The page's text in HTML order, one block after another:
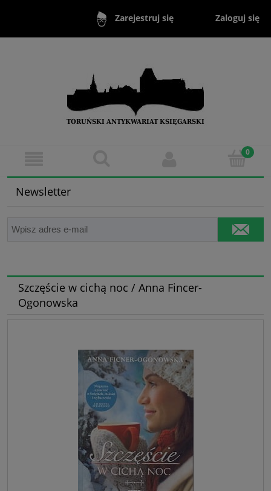
Zarejestruj się Zaloguj się
Newsletter
Szczęście w cichą noc / Anna Fincer-
Ogonowska